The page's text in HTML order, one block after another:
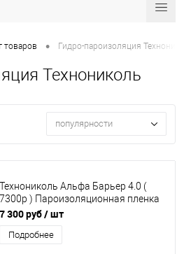
товаров • Гидро-пароизоляция
Технониколь
популярности
Технониколь Альфа Барьер 4.0 (
7300р ) Пароизоляционная пленка
фольгированная 75м2
пароизоляция для кровли и стен
(под заказ)
7 300 руб/ шт
Подробнее